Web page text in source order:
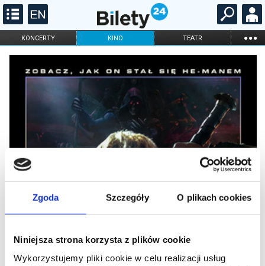
Zgoda Szczegóły O plikach cookies
Niniejsza strona korzysta z plików cookie
Wykorzystujemy pliki cookie w celu realizacji usług
KONCERTY KINO TEATR ...
FILHARMONIA OPERA I BALET
DLA DZIECI
ONLINE KARNETY